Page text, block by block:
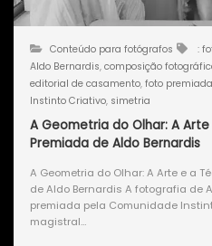
Conteúdo para fotógrafos :
Aldo Bernardis, composição
editorial de casamento, foto premiada
Instinto Criativo, simetria
A Geometria do Olhar: A
Premiada de Aldo Bernardis
A Geometria do Olhar: A Arte e a
de Aldo Bernardis A fotografia de
premiada pela Comunidade
magistral…